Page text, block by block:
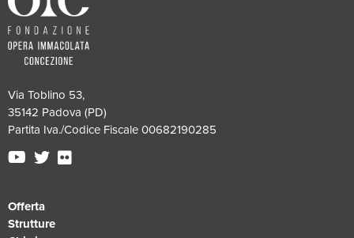
Via Toblino 53,
35142 Padova (PD)
Partita Iva./Codice Fiscale 00682190285
Offerta
Strutture